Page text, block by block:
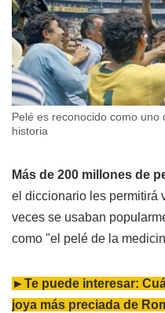
Pelé es reconocido como
historia
Más de 200 millones de
el diccionario les permitirá
veces se usaban
como "el pelé de la
►Te puede interesar:
joya más preciada de